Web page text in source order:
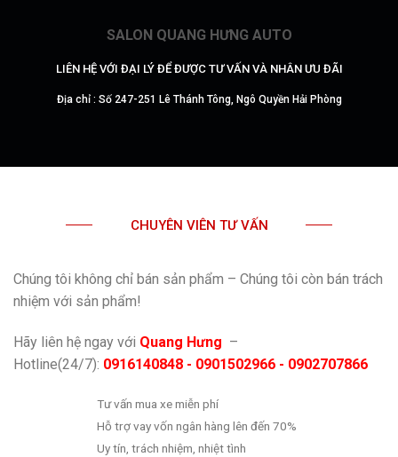
SALON QUANG HƯNG AUTO
LIÊN HỆ VỚI ĐẠI LÝ ĐỂ ĐƯỢC TƯ VẤN VÀ NHÂN ƯU ĐÃI
Địa chỉ : Số 247-251 Lê Thánh Tông, Ngô Quyền Hải Phòng
CHUYÊN VIÊN TƯ VẤN
Chúng tôi không chỉ bán sản phẩm – Chúng tôi còn bán trách
nhiệm với sản phẩm!
Hãy liên hệ ngay với Quang Hưng –
Hotline(24/7): 0916140848 - 0901502966 - 0902707866
Tư vấn mua xe miễn phí
Hỗ trợ vay vốn ngân hàng lên đến 70%
Uy tín, trách nhiệm, nhiệt tình